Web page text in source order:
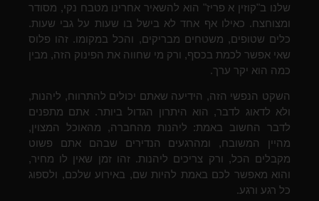
שלנו ב"קוזין א פריז" הוא להשאיר אחרינו מטבח נקי, מסודר
ומצוחצח. כאילו אף אחד לא בישל בו שעות על גבי שעות.
כלים שטופים, משטחים מבריקים, והכל במקומו. זהו פלוס
שאי אפשר לכמת בכסף, ורק מי שחווה את הפינוק הזה, מבין
כמה הוא יקר ערך.
השקט הנפשי הזה, הידיעה שאתם יכולים להתרווח, ליהנות,
ולא לדאוג לדבר, הוא היתרון הגדול ביותר. אתם מתפנים
לדבר החשוב באמת: ליהנות מהחברה, מהאוכל המצוין,
מהיין המשובח, ומהרגעים הנדירים שבהם אתם פשוט
מקבלים הכל, ורק צריכים ליהנות. זהו זמן שאין לו מחיר,
והוא מאפשר לכם באמת להיות שם, באירוע שלכם, ולספוג
כל רגע ורגע.